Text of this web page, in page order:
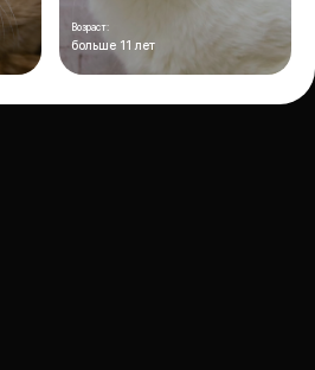
Возраст:
больше 11 лет